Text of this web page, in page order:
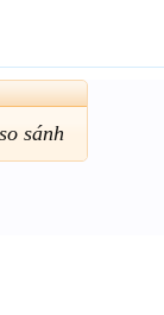
sánh